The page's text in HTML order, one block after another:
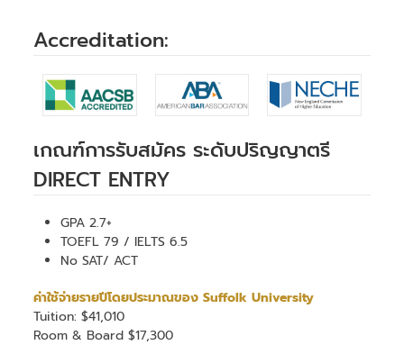
Accreditation:
เกณฑ์การรับสมัคร ระดับปริญญาตรี
DIRECT ENTRY
GPA 2.7+
TOEFL 79 / IELTS 6.5
No SAT/ ACT
ค่าใช้จ่ายรายปีโดยประมาณของ Suffolk University
Tuition: $41,010
Room & Board $17,300